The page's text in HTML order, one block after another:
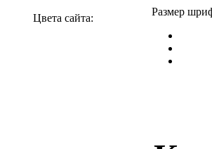
Цвета сайта:
Размер